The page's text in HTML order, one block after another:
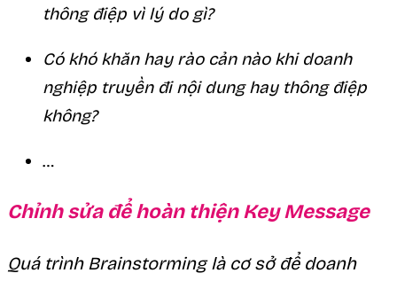
thông điệp vì lý do gì?
Có khó khăn hay rào cản nào khi doanh
nghiệp truyền đi nội dung hay thông điệp
không?
…
Chỉnh sửa để hoàn thiện Key Message
Quá trình Brainstorming là cơ sở để doanh